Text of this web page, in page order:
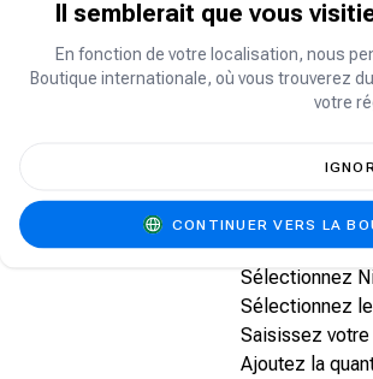
Qu'est-ce
Un bon d'achat
Comment
Aller sur
Faites défiler
Sélectionnez
Sélectionnez
Saisissez
Ajoutez la
Il semblerait que vous
En fonction de votre localisation, nous
Boutique internationale, où vous trouverez
votre
CONTINUER VERS LA